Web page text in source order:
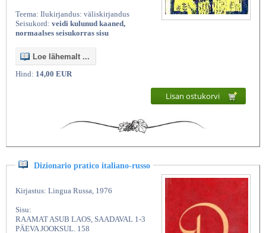
Teema: Ilukirjandus: väliskirjandus
Seisukord: veidi kulunud kaaned,
normaalses seisukorras sisu
Loe lähemalt ...
Hind: 14,00 EUR
Lisan ostukorvi
Dizionario pratico italiano-russo
Kirjastus: Lingua Russa, 1976
Sisu:
RAAMAT ASUB LAOS, SAADAVAL 1-3
PÄEVA JOOKSUL. 158